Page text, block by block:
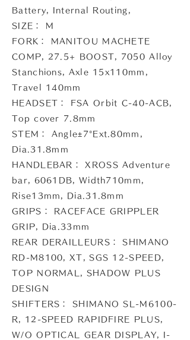
Battery, Internal Routing,
SIZE： M
FORK： MANITOU MACHETE
COMP, 27.5+ BOOST, 7050 Alloy
Stanchions, Axle 15x110mm,
Travel 140mm
HEADSET： FSA Orbit C-40-ACB,
Top cover 7.8mm
STEM： Angle±7°Ext.80mm,
Dia.31.8mm
HANDLEBAR： XROSS Adventure
bar, 6061DB, Width710mm,
Rise13mm, Dia.31.8mm
GRIPS： RACEFACE GRIPPLER
GRIP, Dia.33mm
REAR DERAILLEURS： SHIMANO
RD-M8100, XT, SGS 12-SPEED,
TOP NORMAL, SHADOW PLUS
DESIGN
SHIFTERS： SHIMANO SL-M6100-
R, 12-SPEED RAPIDFIRE PLUS,
W/O OPTICAL GEAR DISPLAY,
I-